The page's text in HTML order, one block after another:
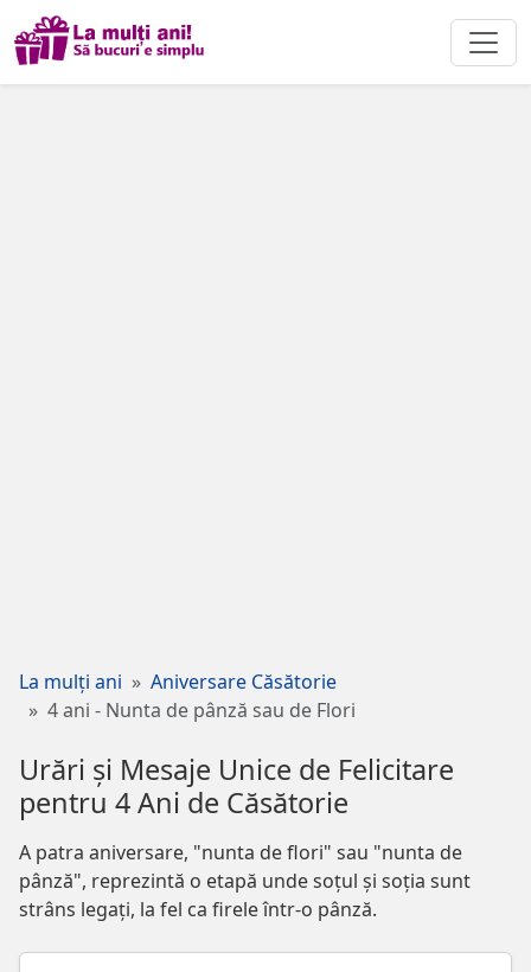
La mulți ani
Aniversare Căsătorie
4 ani - Nunta de pânză sau de Flori
Urări și Mesaje Unice de Felicitare
pentru 4 Ani de Căsătorie
A patra aniversare, "nunta de flori" sau "nunta de
pânză", reprezintă o etapă unde soțul și soția sunt
strâns legați, la fel ca firele într-o pânză.